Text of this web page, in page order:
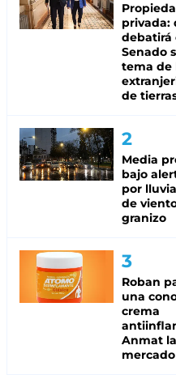
privada:
debatirá
Senado
tema de
de
Media
bajo
por
de
granizo
Roban
una
crema
Anmat
mercado